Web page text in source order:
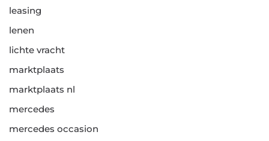
leasing
lenen
lichte vracht
marktplaats
marktplaats nl
mercedes
mercedes occasion